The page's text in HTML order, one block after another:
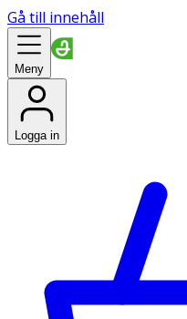
Gå till innehåll
Meny
Logga in